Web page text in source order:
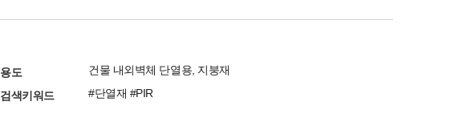
용도
건물 내외벽체 단열용, 지붕재
검색키워드
#단열재 #PIR